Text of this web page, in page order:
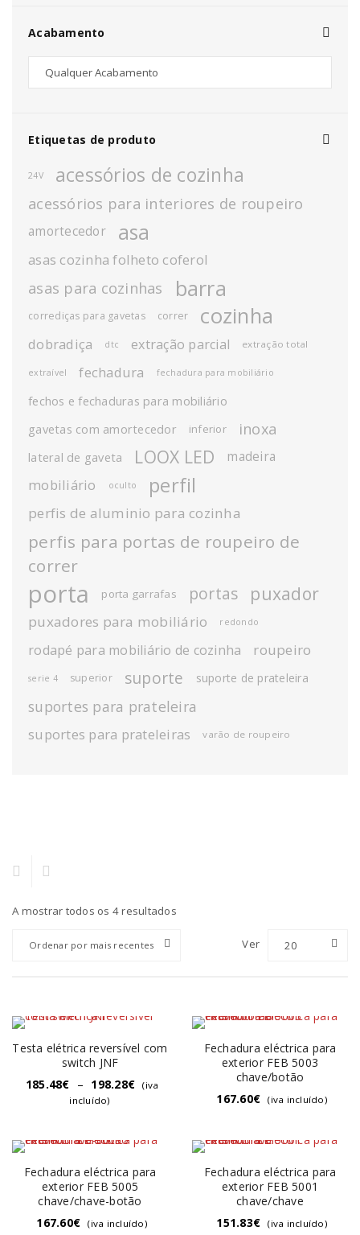
Acabamento
Etiquetas de produto
24V acessórios de cozinha
acessórios para interiores de roupeiro
amortecedor asa
asas cozinha folheto coferol
asas para cozinhas barra
corrediças para gavetas correr cozinha
dobradiça dtc extração parcial extração total
extraível fechadura fechadura para mobiliário
fechos e fechaduras para mobiliário
gavetas com amortecedor
inferior inoxa
lateral de gaveta LOOX LED madeira
mobiliário oculto perfil
perfis de aluminio para cozinha
perfis para portas de roupeiro de
correr
porta porta garrafas portas puxador
puxadores para mobiliário redondo
rodapé para mobiliário de cozinha roupeiro
serie 4 superior suporte suporte de prateleira
suportes para prateleira
suportes para prateleiras varão de roupeiro
A mostrar todos os 4 resultados
Ordenar por mais recentes Ver 20
Testa elétrica reversível com
switch JNF
185.48€ – 198.28€
(iva
incluído)
Fechadura eléctrica para
exterior FEB 5003
chave/botão
167.60€ (iva incluído)
Fechadura eléctrica para
exterior FEB 5005
chave/chave-botão
167.60€ (iva incluído)
Fechadura eléctrica para
exterior FEB 5001
chave/chave
151.83€ (iva incluído)